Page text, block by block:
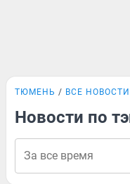
ТЮМЕНЬ ВСЕ НОВОСТИ
Новости по